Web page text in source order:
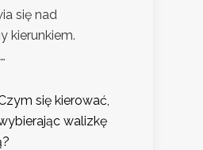
się nad
kierunkiem.
się kierować,
walizkę